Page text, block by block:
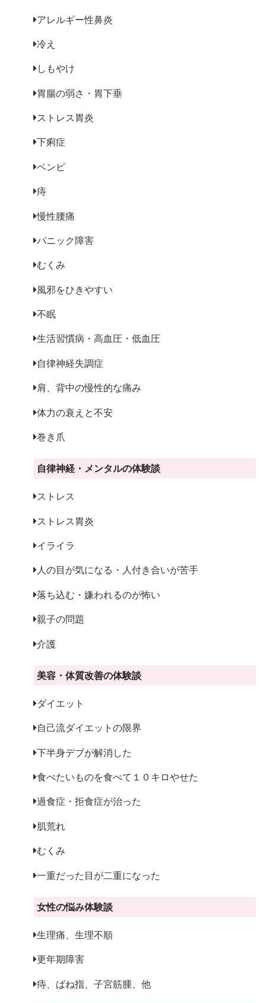
アレルギー性鼻炎
冷え
しもやけ
胃腸の弱さ・胃下垂
ストレス胃炎
下痢症
ベンピ
痔
慢性腰痛
パニック障害
むくみ
風邪をひきやすい
不眠
生活習慣病・高血圧・低血圧
自律神経失調症
肩、背中の慢性的な痛み
体力の衰えと不安
巻き爪
自律神経・メンタルの体験談
ストレス
ストレス胃炎
イライラ
人の目が気になる・人付き合いが苦手
落ち込む・嫌われるのが怖い
親子の問題
介護
美容・体質改善の体験談
ダイエット
自己流ダイエットの限界
下半身デブが解消した
食べたいものを食べて１０キロやせた
過食症・拒食症が治った
肌荒れ
むくみ
一重だった目が二重になった
女性の悩み体験談
生理痛、生理不順
更年期障害
痔、ばね指、子宮筋腫、他